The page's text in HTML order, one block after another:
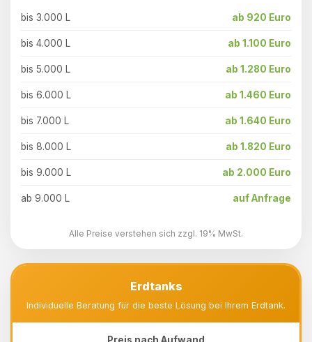
bis 3.000 L ab 920 Euro
bis 4.000 L ab 1.100 Euro
bis 5.000 L ab 1.280 Euro
bis 6.000 L ab 1.460 Euro
bis 7.000 L ab 1.640 Euro
bis 8.000 L ab 1.820 Euro
bis 9.000 L ab 2.000 Euro
ab 9.000 L auf Anfrage
Alle Preise verstehen sich zzgl. 19% MwSt.
Erdtanks
Individuelle Beratung für die beste Lösung bei Ihrem Erdtank.